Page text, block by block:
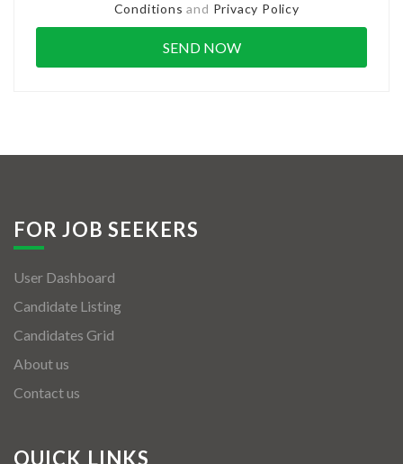
Conditions and Privacy Policy
FOR JOB SEEKERS
User Dashboard
Candidate Listing
Candidates Grid
About us
Contact us
QUICK LINKS